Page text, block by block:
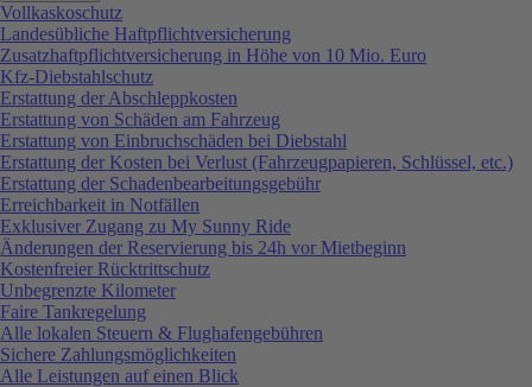
Vollkaskoschutz
Landesübliche Haftpflichtversicherung
Zusatzhaftpflichtversicherung in Höhe von 10 Mio. Euro
Kfz-Diebstahlschutz
Erstattung der Abschleppkosten
Erstattung von Schäden am Fahrzeug
Erstattung von Einbruchschäden bei Diebstahl
Erstattung der Kosten bei Verlust (Fahrzeugpapieren, Schlüssel, etc.)
Erstattung der Schadenbearbeitungsgebühr
Erreichbarkeit in Notfällen
Exklusiver Zugang zu My Sunny Ride
Änderungen der Reservierung bis 24h vor Mietbeginn
Kostenfreier Rücktrittschutz
Unbegrenzte Kilometer
Faire Tankregelung
Alle lokalen Steuern & Flughafengebühren
Sichere Zahlungsmöglichkeiten
Alle Leistungen auf einen Blick